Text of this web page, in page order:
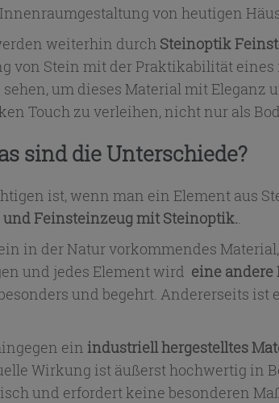
von heutigen
weiterhin durch Steinoptik
von Stein mit der Praktikabilität
um dieses Material mit
Touch zu verleihen, nicht nur als
sind die Unterschiede?
ist, wenn man ein Element aus
Feinsteinzeug mit Steinoptik..
in der Natur vorkommendes
und jedes Element wird eine andere
und begehrt. Andererseits
ein industriell hergestelltes
Wirkung ist äußerst hochwertig in
und erfordert keine besonderen